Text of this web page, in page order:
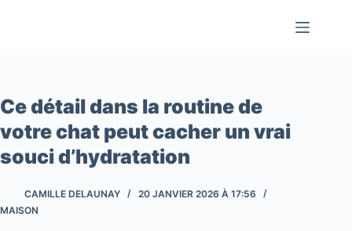
Ce détail dans la routine de
votre chat peut cacher un vrai
souci d’hydratation
CAMILLE DELAUNAY
20 JANVIER 2026 À 17:56
MAISON